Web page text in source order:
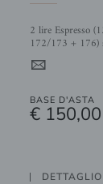
2 lire Espresso (13) + complementari Anno Santo e Michetti (170 +
172/173 + 176)
4
BASE D'ASTA
€ 150,00